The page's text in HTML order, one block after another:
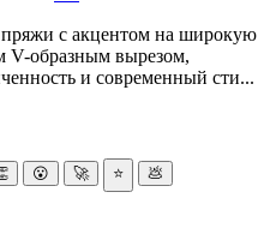
с акцентом на широкую
V-образным вырезом,
и современный сти...
😮 🚀 ⭐ 💩